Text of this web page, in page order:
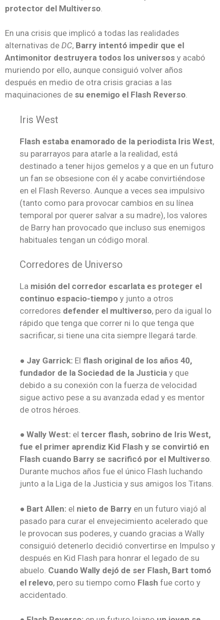
protector del Multiverso
En una crisis que implicó a todas las realidades
alternativas de DC, Barry intentó impedir que el
Antimonitor destruyera todos los universos y acabó
muriendo por ello, aunque consiguió volver años
después en medio de otra crisis gracias a las
maquinaciones de su enemigo el Flash Reverso.
Iris West
Flash estaba enamorado de la periodista Iris West,
su pararrayos para atarle a la realidad, está
destinado a tener hijos gemelos y a que en un futuro
un fan se obsesione con él y acabe convirtiéndose
en el Flash Reverso. Aunque a veces sea impulsivo
(tanto como para provocar cambios en su línea
temporal por querer salvar a su madre), los valores
de Barry han provocado que incluso sus enemigos
habituales tengan un código moral.
Corredores de Universo
La misión del corredor escarlata es proteger el
continuo espacio-tiempo y junto a otros
corredores defender el multiverso, pero da igual lo
rápido que tenga que correr ni lo que tenga que
sacrificar, si tiene una cita siempre llegará tarde.
● Jay Garrick: El flash original de los años 40,
fundador de la Sociedad de la Justicia y que
debido a su conexión con la fuerza de velocidad
sigue activo pese a su avanzada edad y es mentor
de otros héroes.
● Wally West: el tercer flash, sobrino de Iris West,
fue el primer aprendiz Kid Flash y se convirtió en
Flash cuando Barry se sacrificó por el Multiverso.
Durante muchos años fue el único Flash luchando
junto a la Liga de la Justicia y sus amigos los Titans.
● Bart Allen: el nieto de Barry en un futuro viajó al
pasado para curar el envejecimiento acelerado que
le provocan sus poderes, y cuando gracias a Wally
consiguió detenerlo decidió convertirse en Impulso y
después en Kid Flash para honrar el legado de su
abuelo. Cuando Wally dejó de ser Flash, Bart tomó
el relevo, pero su tiempo como Flash fue corto y
accidentado.